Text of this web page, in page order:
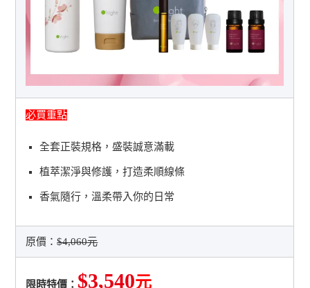
必買重點
全套正裝規格，盛裝誠意滿載
植萃潔淨與修護，打造柔順線條
香氣隨行，溫柔帶入你的日常
原價：$4,060元
限時特價： $3,540元